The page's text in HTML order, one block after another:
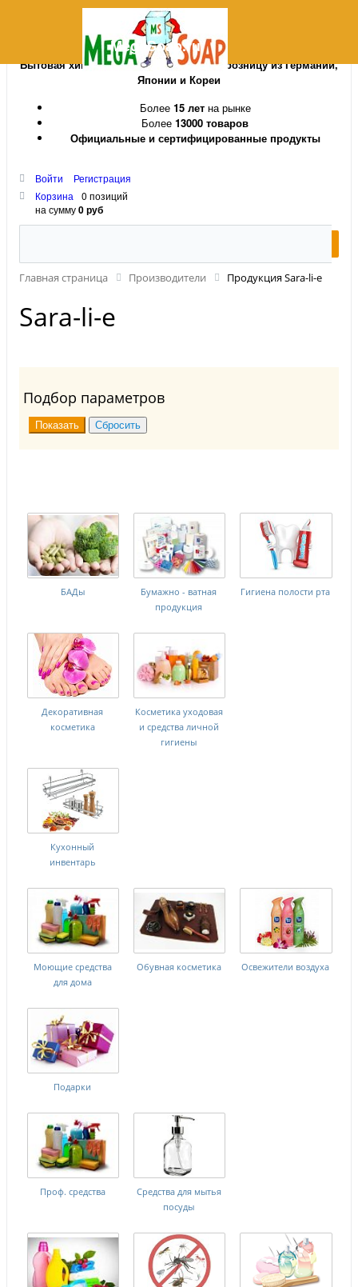
MegaSoap.ru
Бытовая химия и косметика оптом и в розницу из Германии,
Японии и Кореи
Более 15 летна рынке
Более 13000 товаров
Официальные и сертифицированные продукты
Войти
Регистрация
Корзина
0 позиций
на сумму0 руб
Главная страница Производители Продукция Sara-li-e
Sara-li-e
Подбор параметров
БАДы
Бумажно - ватная
продукция
Гигиена полости рта
Декоративная
косметика
Косметика уходовая
и средства личной
гигиены
Кухонный
инвентарь
Моющие средства
для дома
Обувная косметика Освежители воздуха
Подарки
Проф. средства
Средства для мытья
посуды